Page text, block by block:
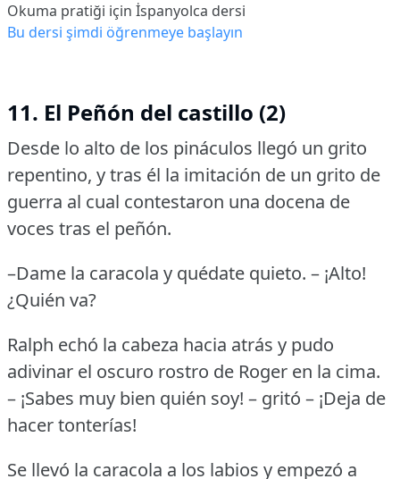
Okuma pratiği için İspanyolca dersi
Bu dersi şimdi öğrenmeye başlayın
11. El Peñón del castillo (2)
Desde lo alto de los pináculos llegó un grito
repentino, y tras él la imitación de un grito de
guerra al cual contestaron una docena de
voces tras el peñón.
–Dame la caracola y quédate quieto. – ¡Alto!
¿Quién va?
Ralph echó la cabeza hacia atrás y pudo
adivinar el oscuro rostro de Roger en la cima.
– ¡Sabes muy bien quién soy! – gritó – ¡Deja de
hacer tonterías!
Se llevó la caracola a los labios y empezó a